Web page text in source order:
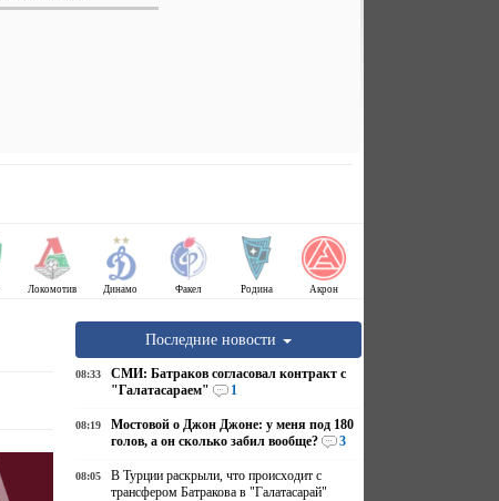
Локомотив Динамо Факел Родина Акрон
Последние новости
08:33
СМИ: Батраков согласовал контракт с
"Галатасараем"
1
08:19
Мостовой о Джон Джоне: у меня под 180
голов, а он сколько забил вообще?
3
08:05
В Турции раскрыли, что происходит с
трансфером Батракова в "Галатасарай"